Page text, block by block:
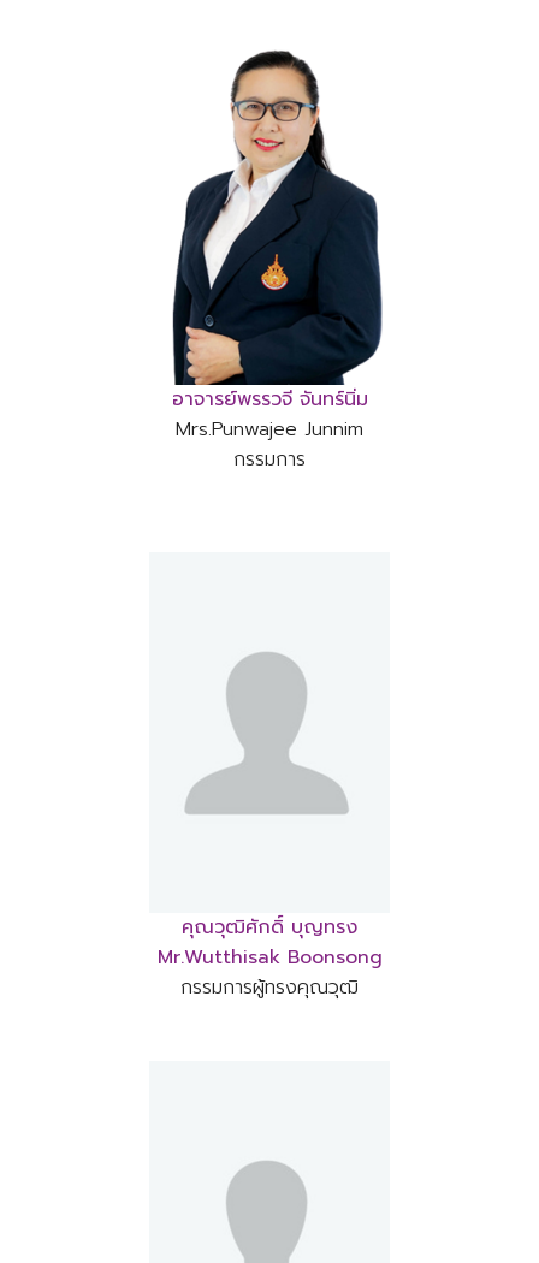
อาจารย์พรรวจี จันทร์นิ่ม
Mrs.Punwajee Junnim
กรรมการ
คุณวุฒิศักดิ์ บุญทรง
Mr.Wutthisak Boonsong
กรรมการผู้ทรงคุณวุฒิ